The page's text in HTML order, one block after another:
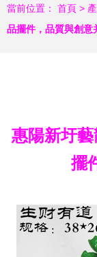
當前位置： 首頁 >
品擺件，品質與創意
惠陽新圩
擺